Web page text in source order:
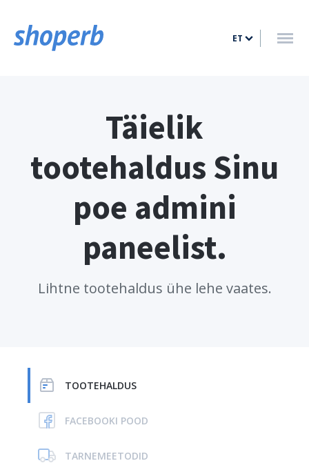
KONTAKT
LOGI SISSE
LOO KONTO
ET
Täielik
tootehaldus Sinu
poe admini
paneelist.
Lihtne tootehaldus ühe lehe vaates.
TOOTEHALDUS
FACEBOOKI POOD
TARNEMEETODID